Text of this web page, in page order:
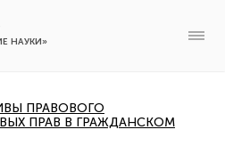
НАУКИ»
ПРАВОВОГО
ПРАВ В ГРАЖДАНСКОМ